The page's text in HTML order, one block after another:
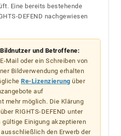
Eine bereits bestehende
DEFEND nachgewiesen
und Betroffene:
Mail oder ein Schreiben von
Bildverwendung erhalten
Re-Lizenzierung über
auf
mehr möglich. Die Klärung
RIGHTS-DEFEND unter
gültige Einigung akzeptieren
den Erwerb der